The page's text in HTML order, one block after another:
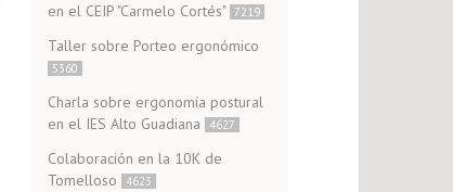
en el CEIP "Carmelo Cortés" 7219
Taller sobre Porteo ergonómico
5360
Charla sobre ergonomía postural
en el IES Alto Guadiana
4627
Colaboración en la 10K de
Tomelloso
4623